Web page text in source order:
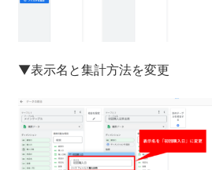
▼表示名と集計方法を変更